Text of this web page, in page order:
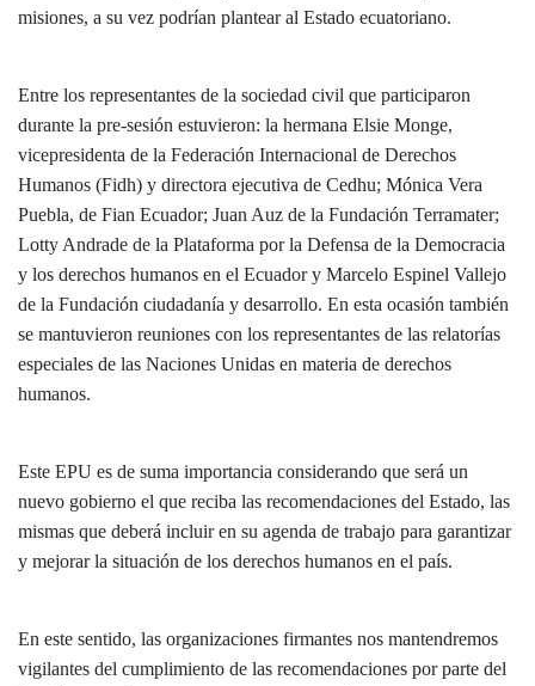
misiones, a su vez podrían plantear al Estado ecuatoriano.
Entre los representantes de la sociedad civil que participaron
durante la pre-sesión estuvieron: la hermana Elsie Monge,
vicepresidenta de la Federación Internacional de Derechos
Humanos (Fidh) y directora ejecutiva de Cedhu; Mónica Vera
Puebla, de Fian Ecuador; Juan Auz de la Fundación Terramater;
Lotty Andrade de la Plataforma por la Defensa de la Democracia
y los derechos humanos en el Ecuador y Marcelo Espinel Vallejo
de la Fundación ciudadanía y desarrollo. En esta ocasión también
se mantuvieron reuniones con los representantes de las relatorías
especiales de las Naciones Unidas en materia de derechos
humanos.
Este EPU es de suma importancia considerando que será un
nuevo gobierno el que reciba las recomendaciones del Estado, las
mismas que deberá incluir en su agenda de trabajo para garantizar
y mejorar la situación de los derechos humanos en el país.
En este sentido, las organizaciones firmantes nos mantendremos
vigilantes del cumplimiento de las recomendaciones por parte del